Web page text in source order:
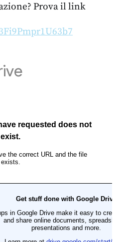
Prova il link